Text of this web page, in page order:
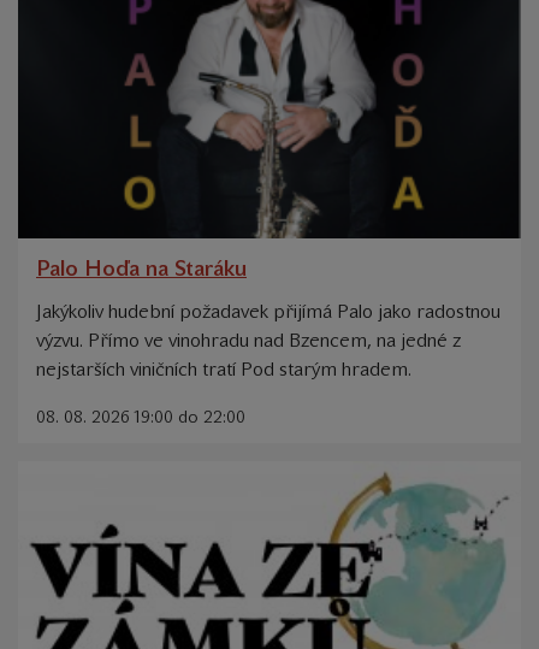
Palo Hoďa na Staráku
Jakýkoliv hudební požadavek přijímá Palo jako radostnou
výzvu. Přímo ve vinohradu nad Bzencem, na jedné z
nejstarších viničních tratí Pod starým hradem.
08. 08. 2026 19:00 do 22:00